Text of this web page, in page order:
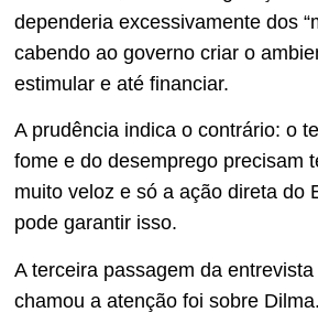
dependeria excessivamente dos
cabendo ao governo criar o
estimular e até financiar.
A prudência indica o contrário: o
fome e do desemprego precisam
muito veloz e só a ação direta do
pode garantir isso.
A terceira passagem da
chamou a atenção foi sobre Dilma.